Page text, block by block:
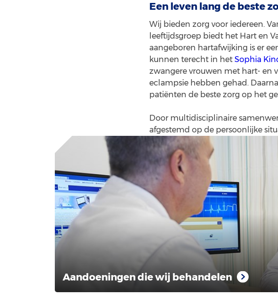
Een leven lang de beste
Wij bieden zorg voor iedereen.
leeftijdsgroep biedt het Hart en
aangeboren hartafwijking is er
kunnen terecht in hetSophia
zwangere vrouwen met hart- en
eclampsie hebben gehad.
patiënten de beste zorg op het
Door multidisciplinaire
afgestemd op de persoonlijke
Aandoeningen die wij behandelen